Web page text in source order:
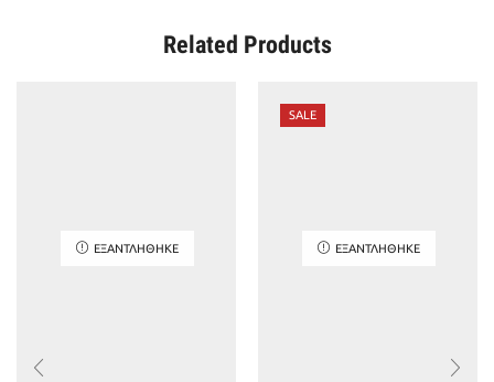
Related Products
ΕΞΑΝΤΛΉΘΗΚΕ
SALE
ΕΞΑΝΤΛΉΘΗΚΕ